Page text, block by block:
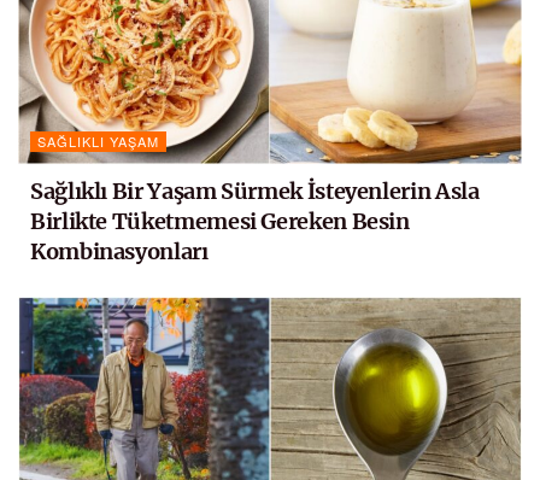
SAĞLIKLI YAŞAM
Sağlıklı Bir Yaşam Sürmek İsteyenlerin Asla
Birlikte Tüketmemesi Gereken Besin
Kombinasyonları